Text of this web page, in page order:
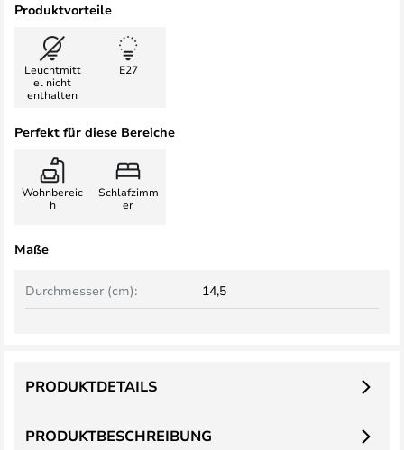
Produktvorteile
Leuchtmitt
el nicht
enthalten
E27
Perfekt für diese Bereiche
Wohnbereic
h
Schlafzimm
er
Maße
Durchmesser (cm): 14,5
PRODUKTBESCHREIBUNG
PRODUKTDETAILS